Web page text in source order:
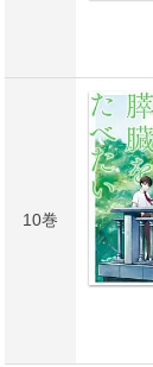
10巻